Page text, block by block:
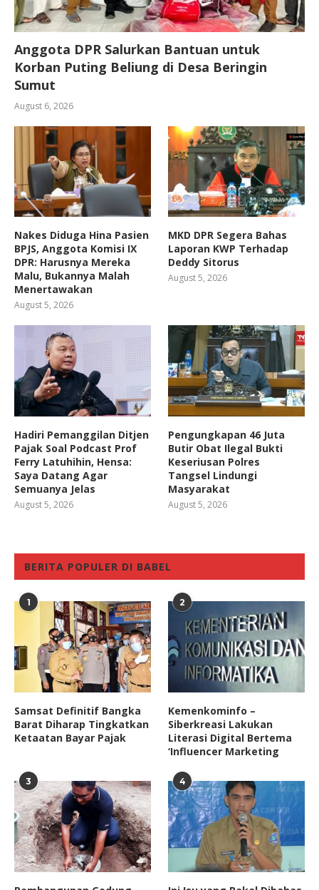
Anggota DPR Salurkan Bantuan untuk
Korban Puting Beliung di Desa Beringin
Sumut
August 6, 2026
Nakes Diduga Hina Pasien
BPJS, Anggota Komisi IX
DPR: Harusnya Mereka
Malu, Bukannya Malah
Menertawakan
August 5, 2026
MKD DPR Segera Bahas
Laporan KWP Terhadap
Deddy Sitorus
August 5, 2026
Hadiri Pemanggilan Ditjen
Pajak Soal Podcast Prof
Ferry Latuhihin, Hensa:
Saya Datang Agar
Semuanya Jelas
August 5, 2026
Pengungkapan 46 Juta
Butir Obat Ilegal Bukti
Keseriusan Polres
Tangsel Lindungi
Masyarakat
August 5, 2026
BERITA POPULER DI BABEL
1
Samsat Definitif Bangka
Barat Diharap Tingkatkan
Ketaatan Bayar Pajak
2
Kemenkominfo –
Siberkreasi Lakukan
Literasi Digital Bertema
‘Influencer Marketing
3 4